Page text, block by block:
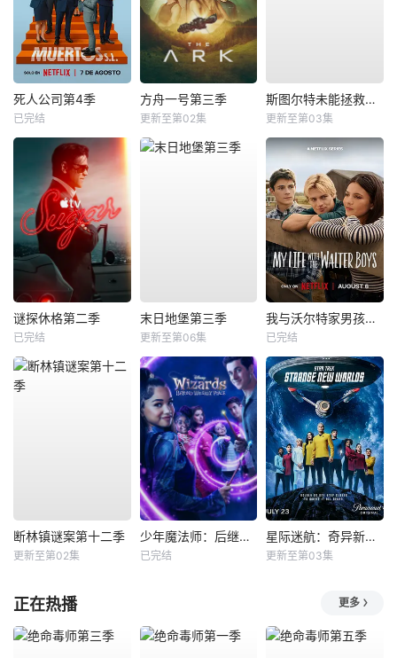
死人公司第4季
已完结
方舟一号第三季
更新至第02集
斯图尔特未能拯救宇宙
更新至第03集
谜探休格第二季
已完结
末日地堡第三季
更新至第06集
我与沃尔特家男孩的生活第三季
已完结
断林镇谜案第十二季
更新至第02集
少年魔法师：后继者第三季
已完结
星际迷航：奇异新世界第四季
更新至第03集
正在热播 更多